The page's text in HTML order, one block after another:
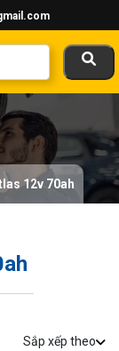
12v 70ah
Sắp xếp theo